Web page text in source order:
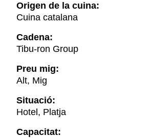
Origen de la cuina:
Cuina catalana
Cadena:
Tibu-ron Group
Preu mig:
Alt, Mig
Situació:
Hotel, Platja
Capacitat: